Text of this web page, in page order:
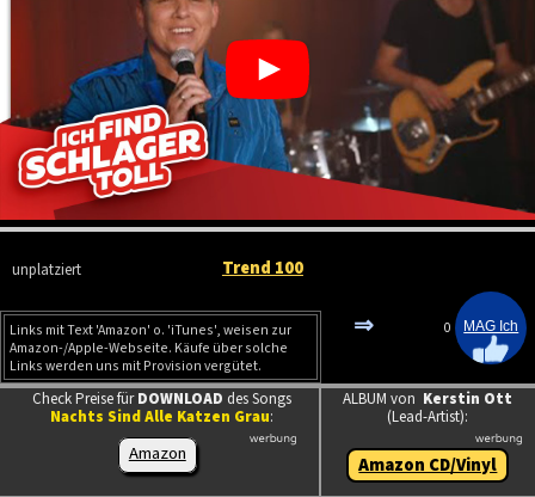
unplatziert Trend 100
Links mit Text 'Amazon' o. 'iTunes', weisen zur
Amazon-/Apple-Webseite. Käufe über solche
Links werden uns mit Provision vergütet.
⇒ 0
Check Preise fürDOWNLOAD des Songs
Nachts Sind Alle Katzen Grau:
Amazon
ALBUM von Kerstin Ott
(Lead-Artist):
Amazon CD/Vinyl